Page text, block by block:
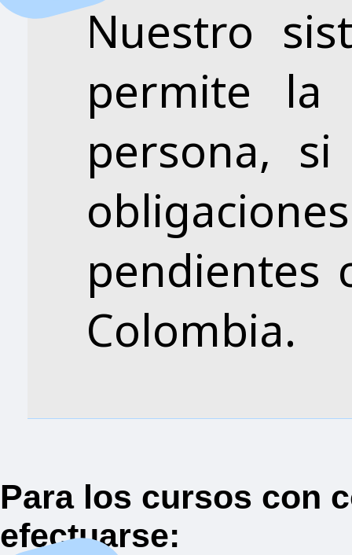
Nuestro
permite la
persona,
pendientes
Colombia.
Para los cursos con
efectuarse: